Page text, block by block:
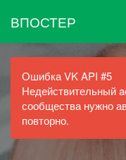
ВПОСТЕР
Ошибка VK API #5
Недействительный
сообщества нужно
повторно.